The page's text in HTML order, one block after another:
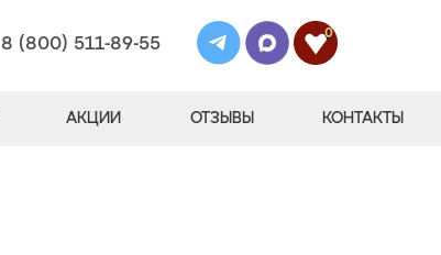
8 (800) 511-89-55
0
АКЦИИ ОТЗЫВЫ КОНТАКТЫ